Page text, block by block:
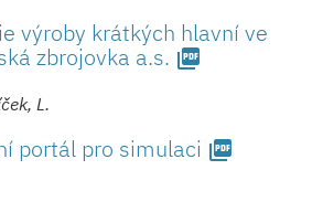
výroby krátkých hlavní ve
zbrojovka a.s. picture_as_pdf
L.
portál pro simulaci picture_as_pdf